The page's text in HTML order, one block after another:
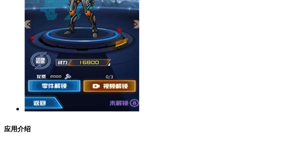
应用介绍